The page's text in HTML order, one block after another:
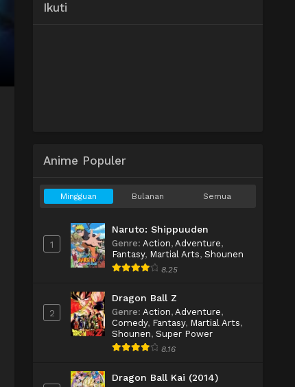
Ikuti
Anime Populer
Mingguan Bulanan Semua
1
Naruto: Shippuuden
Genre: Action, Adventure,
Fantasy, Martial Arts, Shounen
8.25
2
Dragon Ball Z
Genre: Action, Adventure,
Comedy, Fantasy, Martial Arts,
Shounen, Super Power
8.16
Dragon Ball Kai (2014)